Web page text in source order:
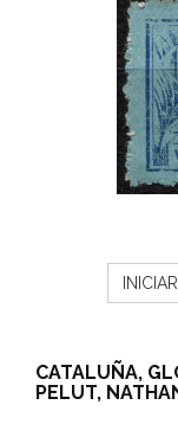
CATALUÑA,
PELUT,